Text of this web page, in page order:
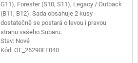
G11), Forester (S10, S11), Legacy / Outback
(B11, B12). Sada obsahuje 2 kusy -
dostatečně se postará o levou i pravou
stranu vašeho Subaru.
Stav: Nové
Kód:OE_26290FE040